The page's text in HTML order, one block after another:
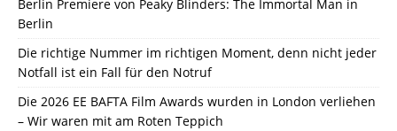
Berlin Premiere von Peaky Blinders: The Immortal Man in
Berlin
Die richtige Nummer im richtigen Moment, denn nicht jeder
Notfall ist ein Fall für den Notruf
Die 2026 EE BAFTA Film Awards wurden in London verliehen
– Wir waren mit am Roten Teppich